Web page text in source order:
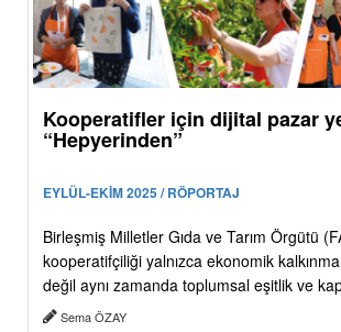
Kooperatifler için dijital pazar
“Hepyerinden”
EYLÜL-EKİM 2025 / RÖPORTAJ
Birleşmiş Milletler Gıda ve Tarım Örgütü
kooperatifçiliği yalnızca ekonomik
değil aynı zamanda toplumsal eşitlik ve
Sema ÖZAY